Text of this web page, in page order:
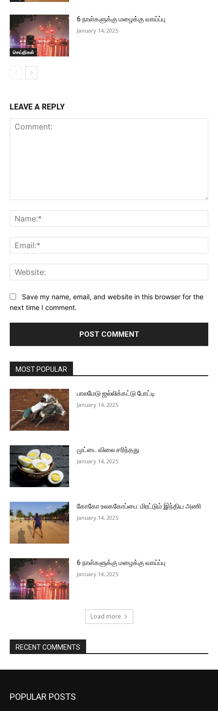
செய்திகள்
6 நாள்களுக்கு மழைக்கு வாய்ப்பு
January 14, 2025
LEAVE A REPLY
Save my name, email, and website in this browser for the
next time I comment.
MOST POPULAR
பாலமேடு ஜல்லிக்கட்டு போட்டி
January 14, 2025
முட்டை விலை சரிந்தது
January 14, 2025
கோகோ உலககோப்பை: மிரட்டும் இந்திய அணி
January 14, 2025
6 நாள்களுக்கு மழைக்கு வாய்ப்பு
January 14, 2025
Load more
RECENT COMMENTS
POPULAR POSTS